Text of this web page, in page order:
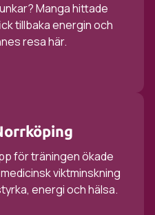
Manga hittade
tillbaka energin och
resa här.
för träningen ökade
viktminskning
energi och hälsa.